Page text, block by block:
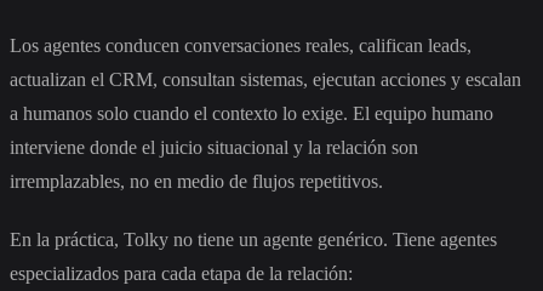
Los agentes conducen conversaciones reales, califican leads,
actualizan el CRM, consultan sistemas, ejecutan acciones y escalan
a humanos solo cuando el contexto lo exige. El equipo humano
interviene donde el juicio situacional y la relación son
irremplazables, no en medio de flujos repetitivos.
En la práctica, Tolky no tiene un agente genérico. Tiene agentes
especializados para cada etapa de la relación: